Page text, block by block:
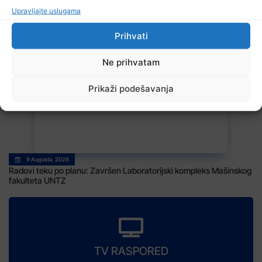
Upravljajte uslugama
Prihvati
Ne prihvatam
Prikaži podešavanja
Otvoren 49. OGUS
9 Augusta, 2026
Radovi teku po planu: Završen Laboratorijski kompleks Mašinskog
fakulteta UNTZ
TV RASPORED